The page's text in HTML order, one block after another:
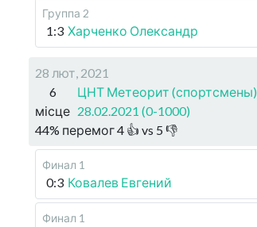
Группа 2
1:3 Харченко Олександр
28 лют, 2021
6
місце
ЦНТ Метеорит (спортсмены)
28.02.2021 (0-1000)
44% перемог4 👍 vs 5 👎
Финал 1
0:3 Ковалев Евгений
Финал 1